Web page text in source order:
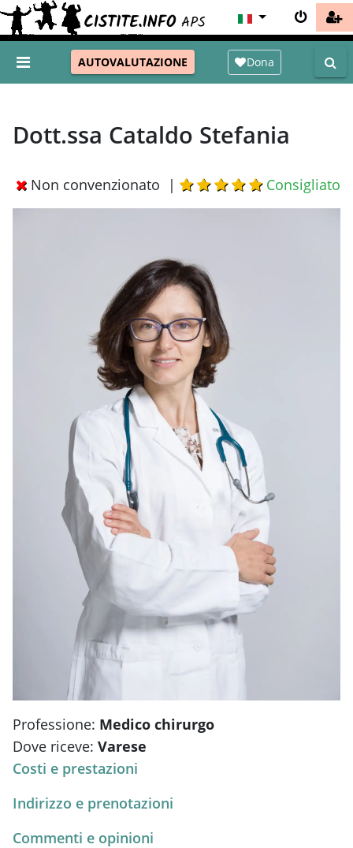
AUTOVALUTAZIONE Dona
Dott.ssa Cataldo Stefania
Non convenzionato | Consigliato
Professione: Medico chirurgo
Dove riceve: Varese
Costi e prestazioni
Indirizzo e prenotazioni
Commenti e opinioni